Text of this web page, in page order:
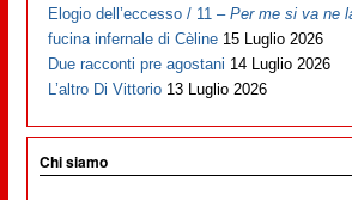
Elogio dell’eccesso / 11 –Per me si va ne
fucina infernale di Cèline 15 Luglio 2026
Due racconti pre agostani 14 Luglio 2026
L’altro Di Vittorio 13 Luglio 2026
Chi siamo